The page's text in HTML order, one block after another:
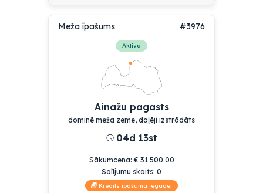
Meža īpašums #3976
Aktīva
Ainažu pagasts
dominē meža zeme, daļēji izstrādāts
04d 13st
Sākumcena:€ 31 500.00
Solījumu skaits: 0
Kredīts īpašuma iegādei